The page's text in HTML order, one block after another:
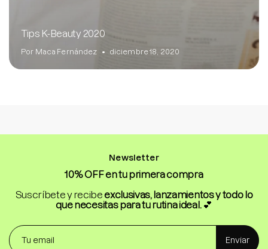
Tips K-Beauty 2020
Por Maca Fernández diciembre 18, 2020
Newsletter
10% OFF en tu primera compra
Suscríbete y recibeexclusivas, lanzamientos y todo lo
que necesitas para tu rutina ideal.💕
Enviar